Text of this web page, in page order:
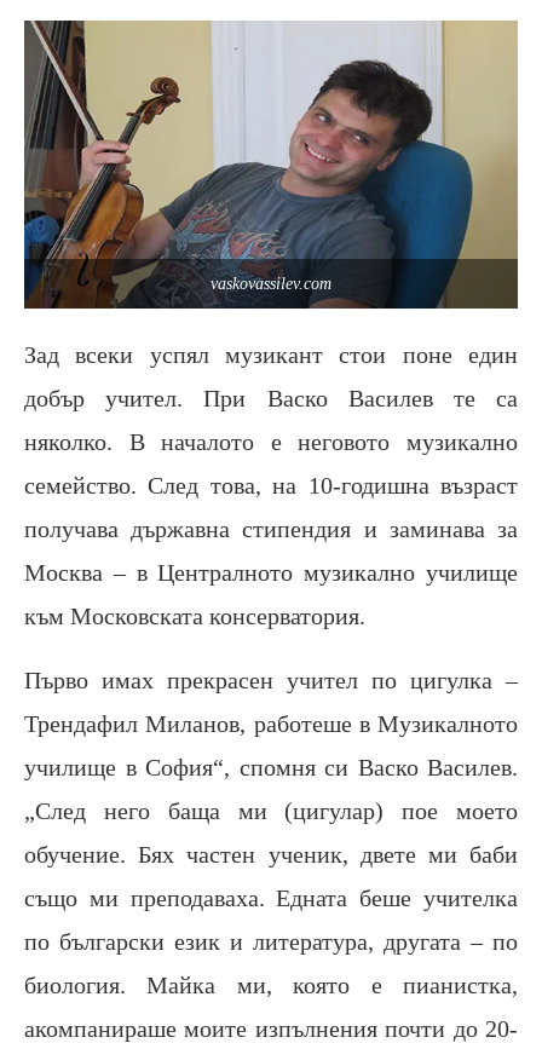
vaskovassilev.com
Зад всеки успял музикант стои поне един
добър учител. При Васко Василев те са
няколко. В началото е неговото музикално
семейство. След това, на 10-годишна възраст
получава държавна стипендия и заминава за
Москва – в Централното музикално училище
към Московската консерватория.
Първо имах прекрасен учител по цигулка –
Трендафил Миланов, работеше в Музикалното
училище в София“, спомня си Васко Василев.
„След него баща ми (цигулар) пое моето
обучение. Бях частен ученик, двете ми баби
също ми преподаваха. Едната беше учителка
по български език и литература, другата – по
биология. Майка ми, която е пианистка,
акомпанираше моите изпълнения почти до 20-